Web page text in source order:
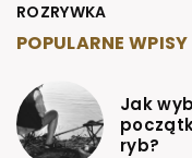
ROZRYWKA
POPULARNE WPISY
Jak
ryb?